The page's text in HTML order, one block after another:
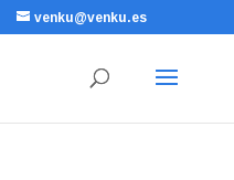
venku@venku.es